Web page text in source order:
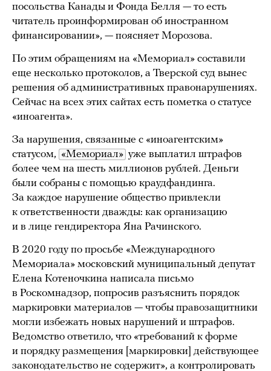
посольства Канады и Фонда Белля — то есть
читатель проинформирован об иностранном
финансировании», — поясняет Морозова.
По этим обращениям на «Мемориал» составили
еще несколько протоколов, а Тверской суд вынес
решения об административных правонарушениях.
Сейчас на всех этих сайтах есть пометка о статусе
«иноагента».
За нарушения, связанные с «иноагентским»
статусом, «Мемориал» уже выплатил штрафов
более чем на шесть миллионов рублей. Деньги
были собраны с помощью краудфандинга.
За каждое нарушение общество привлекли
к ответственности дважды: как организацию
и в лице гендиректора Яна Рачинского.
В 2020 году по просьбе «Международного
Мемориала» московский муниципальный депутат
Елена Котеночкина написала письмо
в Роскомнадзор, попросив разъяснить порядок
маркировки материалов — чтобы правозащитники
могли избежать новых нарушений и штрафов.
Ведомство ответило, что «требований к форме
и порядку размещения [маркировки] действующее
законодательство не содержит», а контролировать